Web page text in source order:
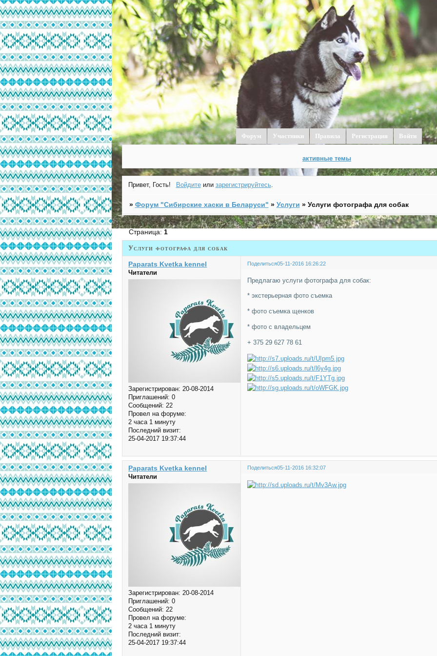
Форум Участники Правила Регистрация Войти
активные темы
Привет, Гость! Войдитеили зарегистрируйтесь.
» Форум "Cибирские хаски в Беларуси" » Услуги » Услуги фотографа для собак
Услуги фотографа для собак
Страница: 1
Поделиться05-11-2016 16:26:22
Paparats Kvetka kennel
Читатели
Зарегистрирован: 20-08-2014
Приглашений: 0
Сообщений: 22
Провел на форуме:
2 часа 1 минуту
Последний визит:
25-04-2017 19:37:44
Предлагаю услуги фотографа для собак:
* экстерьерная фото съемка
* фото съемка щенков
* фото с владельцем
+ 375 29 627 78 61
Поделиться05-11-2016 16:32:07
Paparats Kvetka kennel
Читатели
Зарегистрирован: 20-08-2014
Приглашений: 0
Сообщений: 22
Провел на форуме:
2 часа 1 минуту
Последний визит:
25-04-2017 19:37:44